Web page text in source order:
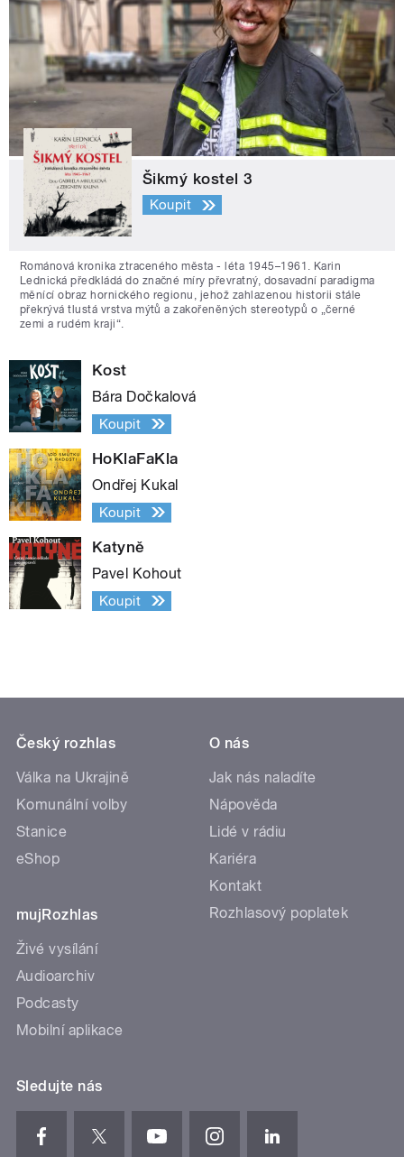
Šikmý kostel 3
Koupit
Románová kronika ztraceného města - léta 1945–1961. Karin
Lednická předkládá do značné míry převratný, dosavadní paradigma
měnící obraz hornického regionu, jehož zahlazenou historii stále
překrývá tlustá vrstva mýtů a zakořeněných stereotypů o „černé
zemi a rudém kraji“.
Kost
Bára Dočkalová
Koupit
HoKlaFaKla
Ondřej Kukal
Koupit
Katyně
Pavel Kohout
Koupit
Český rozhlas
Válka na Ukrajině
Komunální volby
Stanice
eShop
mujRozhlas
Živé vysílání
Audioarchiv
Podcasty
Mobilní aplikace
O nás
Jak nás naladíte
Nápověda
Lidé v rádiu
Kariéra
Kontakt
Rozhlasový poplatek
Sledujte nás